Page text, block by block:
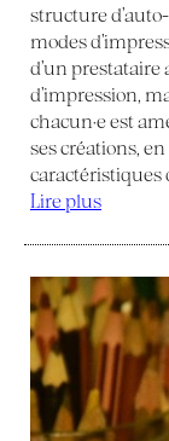
structure
modes
d’un
d’impression,
chacun·e est
ses créations,
caractéristiques
Lire plus